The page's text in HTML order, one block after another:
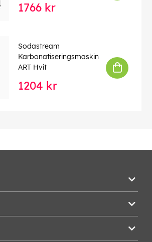
1766 kr
Sodastream
Karbonatiseringsmaskin
ART Hvit
1204 kr